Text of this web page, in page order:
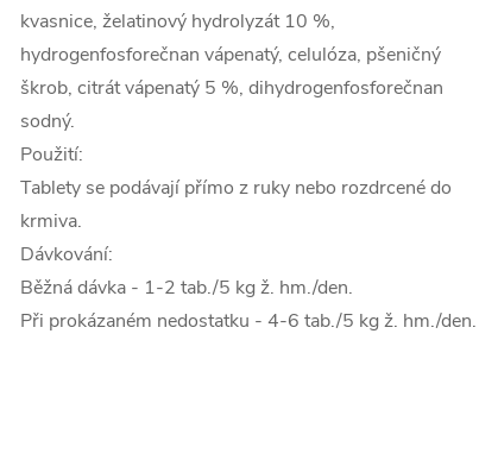
kvasnice, želatinový hydrolyzát 10 %,
hydrogenfosforečnan vápenatý, celulóza, pšeničný
škrob, citrát vápenatý 5 %, dihydrogenfosforečnan
sodný.
Použití:
Tablety se podávají přímo z ruky nebo rozdrcené do
krmiva.
Dávkování:
Běžná dávka - 1-2 tab./5 kg ž. hm./den.
Při prokázaném nedostatku - 4-6 tab./5 kg ž. hm./den.